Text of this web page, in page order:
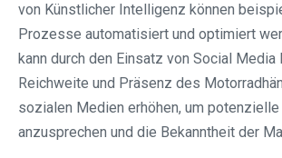
von Künstlicher Intelligenz können
Prozesse automatisiert und optimiert
kann durch den Einsatz von Social
Reichweite und Präsenz des
sozialen Medien erhöhen, um potenzielle
anzusprechen und die Bekanntheit der